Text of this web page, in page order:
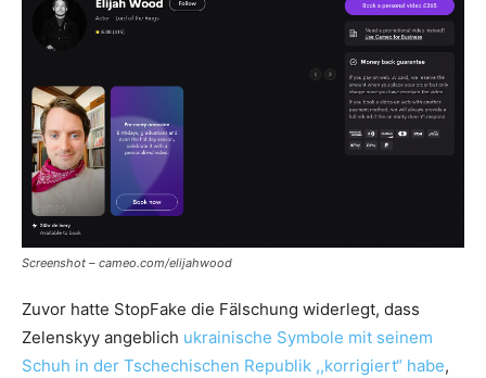
Screenshot – cameo.com/elijahwood
Zuvor hatte StopFake die Fälschung widerlegt, dass
Zelenskyy angeblich ukrainische Symbole mit seinem
Schuh in der Tschechischen Republik ,,korrigiert“ habe,